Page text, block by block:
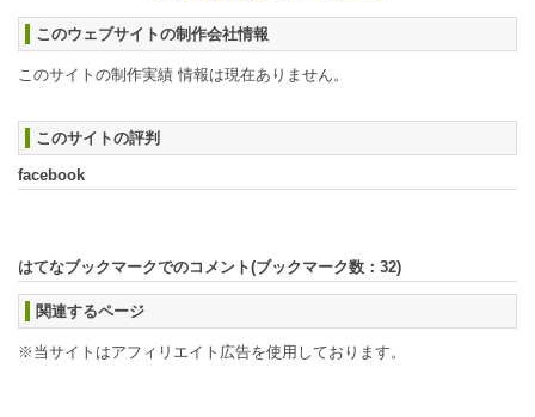
このウェブサイトの制作会社情報
このサイトの制作実績 情報は現在ありません。
このサイトの評判
facebook
はてなブックマークでのコメント(ブックマーク数： 32)
関連するページ
※当サイトはアフィリエイト広告を使用しております。